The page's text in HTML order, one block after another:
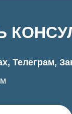
Телеграм,